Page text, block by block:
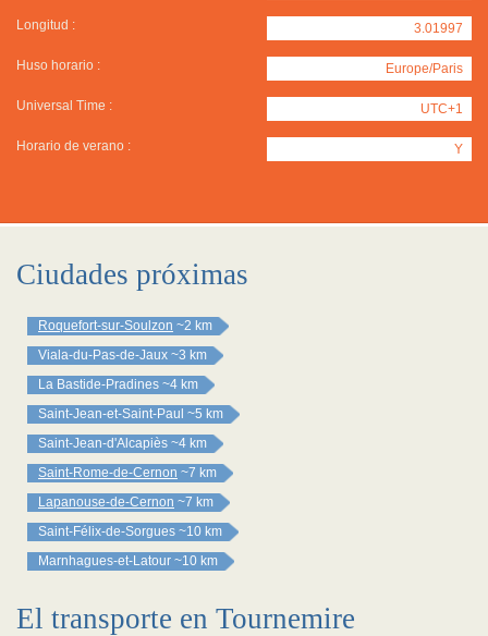
Longitud : 3.01997
Huso horario : Europe/Paris
Universal Time : UTC+1
Horario de verano : Y
Ciudades próximas
Roquefort-sur-Soulzon ~2 km
Viala-du-Pas-de-Jaux ~3 km
La Bastide-Pradines ~4 km
Saint-Jean-et-Saint-Paul ~5 km
Saint-Jean-d'Alcapiès ~4 km
Saint-Rome-de-Cernon ~7 km
Lapanouse-de-Cernon ~7 km
Saint-Félix-de-Sorgues ~10 km
Marnhagues-et-Latour ~10 km
El transporte en Tournemire